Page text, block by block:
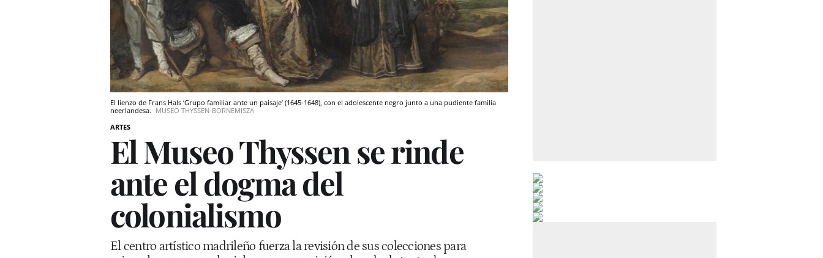
El lienzo de Frans Hals ‘Grupo familiar ante un paisaje’ (1645-1648), con el adolescente negro junto a una pudiente familia
neerlandesa. MUSEO THYSSEN-BORNEMISZA
ARTES
El Museo Thyssen se rinde
ante el dogma del
colonialismo
El centro artístico madrileño fuerza la revisión de sus colecciones para